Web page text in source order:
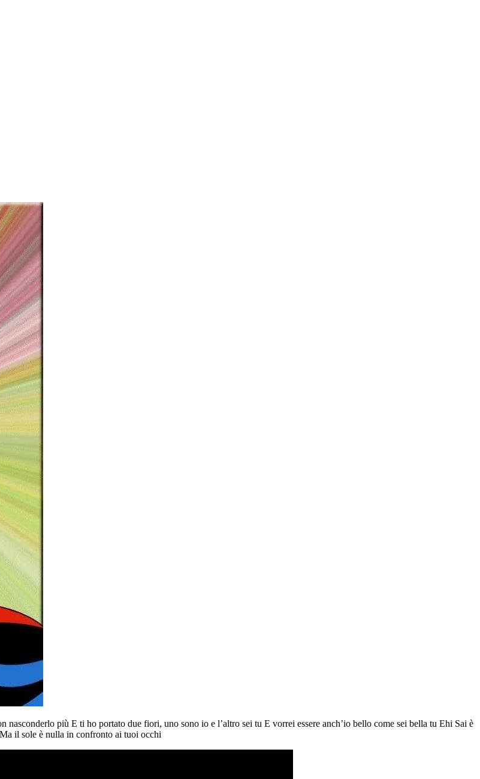
più E ti ho portato due fiori, uno sono io e l’altro sei tu E vorrei essere anch’io bello come sei bella tu Ehi Sai è
il sole è nulla in confronto ai tuoi occhi